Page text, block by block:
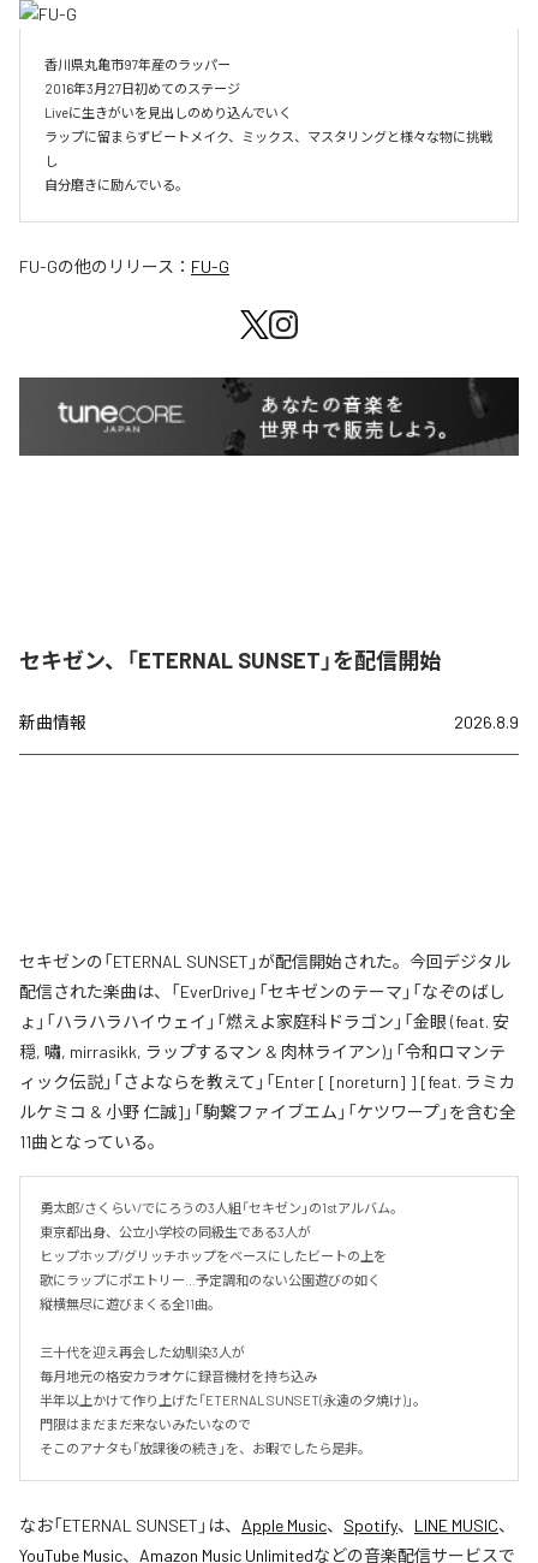
香川県丸亀市97年産のラッパー
2016年3月27日初めてのステージ
Liveに生きがいを見出しのめり込んでいく
ラップに留まらずビートメイク、ミックス、マスタリングと様々な物に挑戦
し
自分磨きに励んでいる。
FU-Gの他のリリース： FU-G
セキゼン、「ETERNAL SUNSET」を配信開始
新曲情報 2026.8.9
セキゼンの「ETERNAL SUNSET」が配信開始された。今回デジタル
配信された楽曲は、「EverDrive」「セキゼンのテーマ」「なぞのばし
ょ」「ハラハラハイウェイ」「燃えよ家庭科ドラゴン」「金眼 (feat. 安
穏, 嘯, mirrasikk, ラップするマン & 肉林ライアン)」「令和ロマンテ
ィック伝説」「さよならを教えて」「Enter [ [noreturn] ] [feat. ラミカ
ルケミコ & 小野 仁誠]」「駒繋ファイブエム」「ケツワープ」を含む全
11曲となっている。
勇太郎/さくらい/でにろうの3人組「セキゼン」の1stアルバム。
東京都出身、公立小学校の同級生である3人が
ヒップホップ/グリッチホップをベースにしたビートの上を
歌にラップにポエトリー…予定調和のない公園遊びの如く
縦横無尽に遊びまくる全11曲。
三十代を迎え再会した幼馴染3人が
毎月地元の格安カラオケに録音機材を持ち込み
半年以上かけて作り上げた「ETERNAL SUNSET(永遠の夕焼け)」。
門限はまだまだ来ないみたいなので
そこのアナタも「放課後の続き」を、お暇でしたら是非。
なお「ETERNAL SUNSET 」は、 Apple Music、 Spotify、 LINE MUSIC、
YouTube Music、 Amazon Music Unlimitedなどの音楽配信サービスで